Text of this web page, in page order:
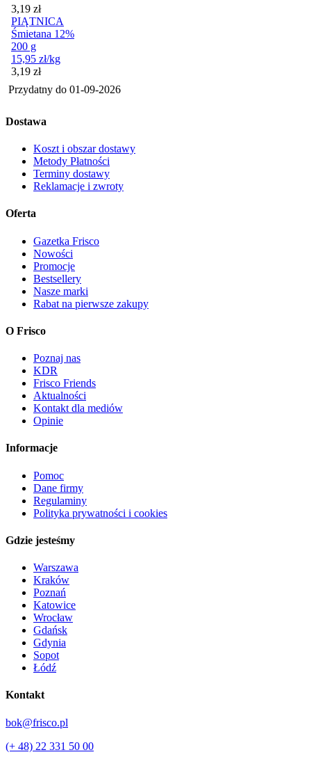
Cena
3,19 zł
PIĄTNICA
Śmietana 12%
200 g
15,95 zł/kg
Cena
3,19 zł
Przydatny do 01-09-2026
Dostawa
Koszt i obszar dostawy
Metody Płatności
Terminy dostawy
Reklamacje i zwroty
Oferta
Gazetka Frisco
Nowości
Promocje
Bestsellery
Nasze marki
Rabat na pierwsze zakupy
O Frisco
Poznaj nas
KDR
Frisco Friends
Aktualności
Kontakt dla mediów
Opinie
Informacje
Pomoc
Dane firmy
Regulaminy
Polityka prywatności i cookies
Gdzie jesteśmy
Warszawa
Kraków
Poznań
Katowice
Wrocław
Gdańsk
Gdynia
Sopot
Łódź
Kontakt
bok@frisco.pl
(+ 48) 22 331 50 00